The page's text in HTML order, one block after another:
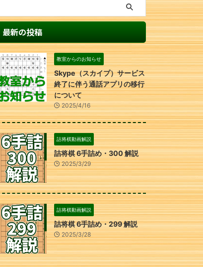
最新の投稿
教室からのお知らせ
Skype（スカイプ）サービス
終了に伴う通話アプリの移行
について
2025/4/16
詰将棋動画解説
詰将棋 6手詰め・300 解説
2025/3/29
詰将棋動画解説
詰将棋 6手詰め・299 解説
2025/3/28